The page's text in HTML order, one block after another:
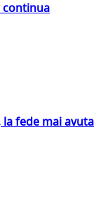
continua
fede mai avuta